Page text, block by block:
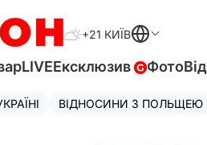
+21 КИЇВ
LIVEЕксклюзив Фото
ВІДНОСИНИ З ПОЛЬЩЕЮ